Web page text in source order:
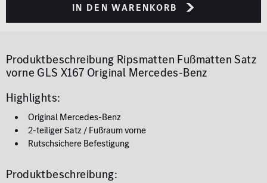
in den Warenkorb
Produktbeschreibung Ripsmatten Fußmatten Satz
vorne GLS X167 Original Mercedes-Benz
Highlights:
Original Mercedes-Benz
2-teiliger Satz / Fußraum vorne
Rutschsichere Befestigung
Produktbeschreibung: